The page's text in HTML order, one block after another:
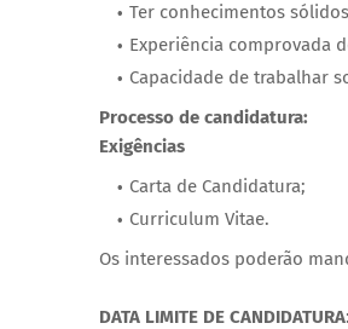
Ter conhecimentos
Experiência comprovada
Capacidade de trabalhar
Processo de candidatura:
Exigências
Carta de Candidatura;
Curriculum Vitae.
Os interessados poderão
DATA LIMITE DE CANDIDATURA